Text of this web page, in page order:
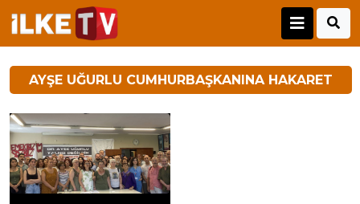
AYŞE UĞURLU CUMHURBAŞKANINA HAKARET